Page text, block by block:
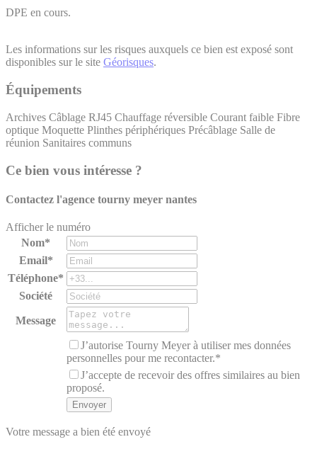
DPE en cours.
Les informations sur les risques auxquels ce bien est exposé sont
disponibles sur le site Géorisques.
Équipements
Archives Câblage RJ45 Chauffage réversible Courant faible Fibre
optique Moquette Plinthes périphériques Précâblage Salle de
réunion Sanitaires communs
Ce bien vous intéresse ?
Contactez l'agence tourny meyer nantes
Afficher le numéro
Nom*
Email*
Téléphone*
Société
Message
J’autorise Tourny Meyer à utiliser mes données
personnelles pour me recontacter.*
J’accepte de recevoir des offres similaires au bien
proposé.
Votre message a bien été envoyé